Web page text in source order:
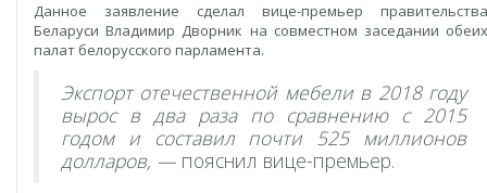
Данное заявление сделал вице-премьер правительства
Беларуси Владимир Дворник на совместном заседании обеих
палат белорусского парламента.
Экспорт отечественной мебели в 2018 году
вырос в два раза по сравнению с 2015
годом и составил почти 525 миллионов
долларов, — пояснил вице-премьер.